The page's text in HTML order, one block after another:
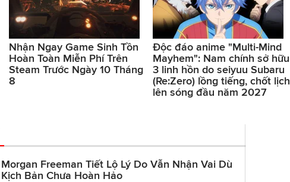
Nhận Ngay Game Sinh Tồn
Hoàn Toàn Miễn Phí Trên
Steam Trước Ngày 10 Tháng
8
Độc đáo anime "Multi-Mind
Mayhem": Nam chính sở hữu
3 linh hồn do seiyuu Subaru
(Re:Zero) lồng tiếng, chốt lịch
lên sóng đầu năm 2027
Morgan Freeman Tiết Lộ Lý Do Vẫn Nhận Vai Dù
Kịch Bản Chưa Hoàn Hảo